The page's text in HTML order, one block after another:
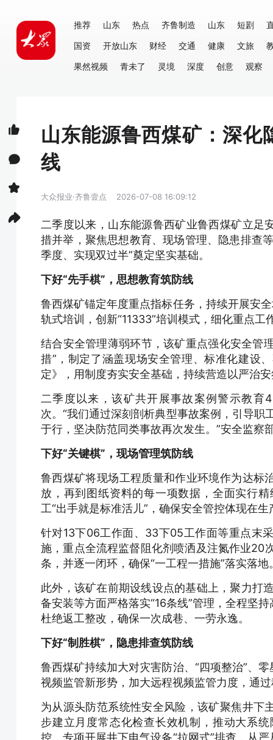
推荐 山东 热点 齐鲁制造 山东 短剧
国资
开放山东 财经 交通 健康 文旅
果然视频
青未了 灵境 深度 创意 观察
山东能源鲁西煤矿：深化
线
大众报业·齐鲁壹点 2026-07-08 16:09:12
二季度以来，山东能源鲁西矿业鲁西煤矿立足
措并举，聚焦思想教育、现场管理、隐患排查
季度、实现双过半”奠定坚实基础。
下好“先手棋”，思想教育筑防线
鲁西煤矿锚定年度重点指标任务，持续开展安
轨式培训，创新“11333”培训模式，细化重点
结合安全管理薄弱环节，该矿重点强化安全管
措”，制定了涵盖现场安全管理、标准化建设
定》，用制度夯实安全基础，持续营造以严治
二季度以来，该矿共开展事故案例警示教育
次。“我们通过深刻剖析典型事故案例，引导职
于行，坚决防范同类事故再次发生。”安全监察
下好“关键棋”，现场管理筑防线
鲁西煤矿将现场工程质量和作业环境作为达标
放，再到图纸资料的每一项数据，全面实行
工“出手就是标准活儿”，确保安全管控体现在
针对13下06工作面、33下05工作面等重点末
施，重点全流程监督阻化剂喷洒及注氮作业20
条，并逐一闭环，确保“一工程一措施”落实落地
此外，该矿在前期设线设点的基础上，聚力打
备安装等方面严格落实“16条线”管理，全程坚
杜绝返工整改，确保一次成巷、一劳永逸。
下好“制胜棋”，隐患排查筑防线
鲁西煤矿持续加大对灾害防治、“四项整治”、
视频监管新形势，加大远程视频监管力度，通
为从源头防范系统性安全风险，该矿聚焦井下
步建立月度常态化检查长效机制，推动大系
控，专项开展井下电气设备“拉网式”排查，从